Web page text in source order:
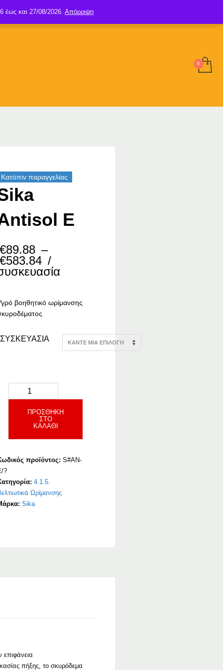
SIGN UP LOGIN
Κατόπιν παραγγελίας
E
€89.88 –
€583.84 Price
range:
€583.84
/
βοηθητικό ωρίμανσης
ΣΥΣΚΕΥΑΣΙΑ
ΠΡΟΣΘΉΚΗ
ΣΤΟ
ΚΑΛΆΘΙ
προϊόντος: S#AN-
?
4.1.5.
Ωρίμανσης
Sika
πήξης, το σκυρόδεμα
έως και 27/08/2026. Απόρριψη